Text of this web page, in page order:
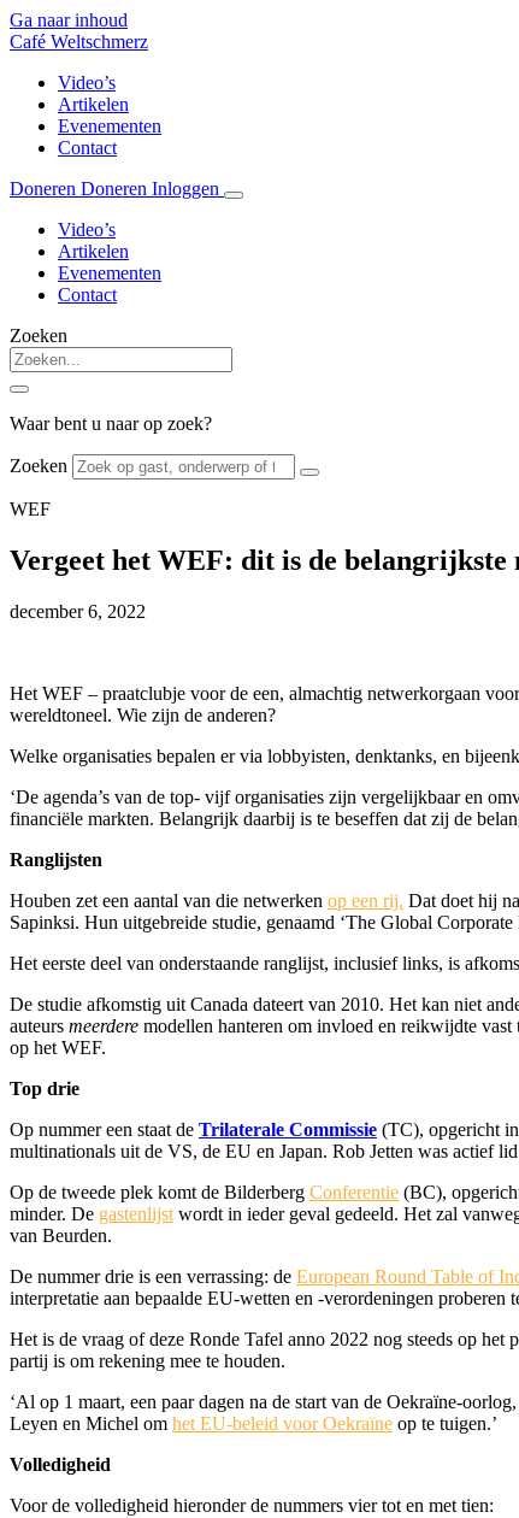
Ga naar inhoud
Café Weltschmerz
Video’s
Artikelen
Evenementen
Contact
Doneren Doneren Inloggen
Video’s
Artikelen
Evenementen
Contact
Zoeken
Waar bent u naar op zoek?
Zoeken
WEF
Vergeet het WEF: dit is de belangrijkste
december 6, 2022
Het WEF – praatclubje voor de een, almachtig netwerkorgaan
wereldtoneel. Wie zijn de anderen?
Welke organisaties bepalen er via lobbyisten, denktanks, en
‘De agenda’s van de top- vijf organisaties zijn vergelijkbaar en
financiële markten. Belangrijk daarbij is te beseffen dat zij de
Ranglijsten
Houben zet een aantal van die netwerken op een rij. Dat doet hij
Sapinksi. Hun uitgebreide studie, genaamd ‘The Global
Het eerste deel van onderstaande ranglijst, inclusief links, is
De studie afkomstig uit Canada dateert van 2010. Het kan niet
auteurs meerdere modellen hanteren om invloed en reikwijdte vast
op het WEF.
Top drie
Op nummer een staat de Trilaterale Commissie (TC), opgericht
multinationals uit de VS, de EU en Japan. Rob Jetten was actief
Op de tweede plek komt de Bilderberg Conferentie (BC),
minder. De gastenlijst wordt in ieder geval gedeeld. Het zal
van Beurden.
De nummer drie is een verrassing: de European Round Table of
interpretatie aan bepaalde EU-wetten en -verordeningen proberen
Het is de vraag of deze Ronde Tafel anno 2022 nog steeds op het
partij is om rekening mee te houden.
‘Al op 1 maart, een paar dagen na de start van de Oekraïne-
Leyen en Michel om het EU-beleid voor Oekraïne op te tuigen.’
Volledigheid
Voor de volledigheid hieronder de nummers vier tot en met tien: